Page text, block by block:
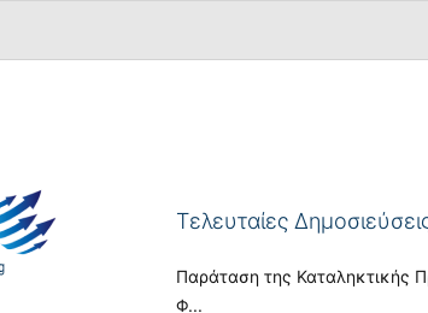
Τελευταίες
Παράταση της Καταληκτικής
Φ...